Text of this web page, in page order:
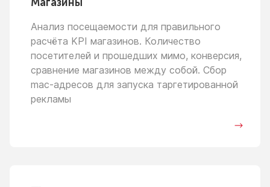
Анализ посещаемости для правильного
расчёта KPI магазинов. Количество
посетителей и прошедших мимо, конверсия,
сравнение магазинов между собой. Сбор
mac-адресов для запуска таргетированной
рекламы